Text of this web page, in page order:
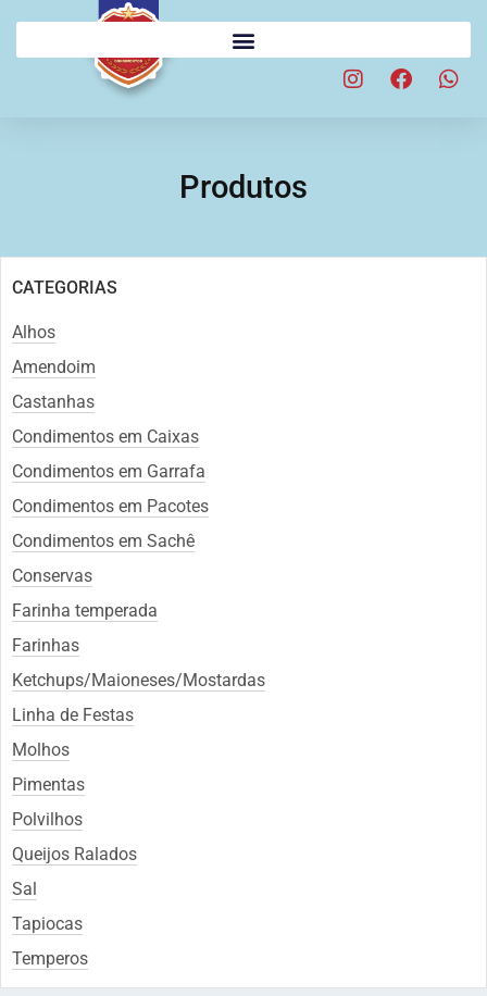
Produtos
CATEGORIAS
Alhos
Amendoim
Castanhas
Condimentos em Caixas
Condimentos em Garrafa
Condimentos em Pacotes
Condimentos em Sachê
Conservas
Farinha temperada
Farinhas
Ketchups/Maioneses/Mostardas
Linha de Festas
Molhos
Pimentas
Polvilhos
Queijos Ralados
Sal
Tapiocas
Temperos